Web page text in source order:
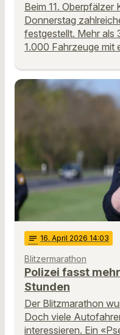
Beim 11. Oberpfälzer
Donnerstag
festgestellt. Mehr als
1.000 Fahrzeuge mit
notes 16. April 2026 14:03
Blitzermarathon
Polizei fasst
Stunden
Der Blitzmarathon
Doch viele
interessieren. Ein